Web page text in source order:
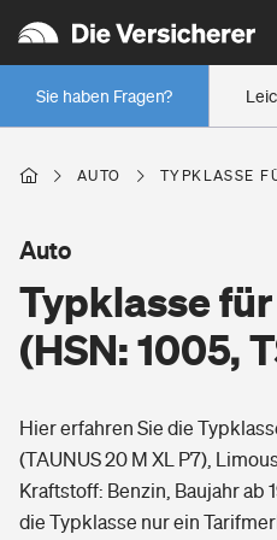
Sie haben Fragen?
Wer versichert was: Jetzt
Regionalklassen: So ist Ihre
Wer versichert was: Jetzt
Berufsunfähigkeitsversicherung
Erwerbsunfähigkeitsversicherung
Grundfähigkeitsversicherung
Arbeitsrechtsschutz
Wohnen
Freizeit
Pri­vate Haft­pflicht­
Gesundheit
AUTO TYPKLASSE
Typklasse
(HSN: 1005,
Auto
Hier erfahren Sie die
(TAUNUS 20 M XL P7),
Kraftstoff: Benzin, Baujahr ab
die Typklasse nur ein